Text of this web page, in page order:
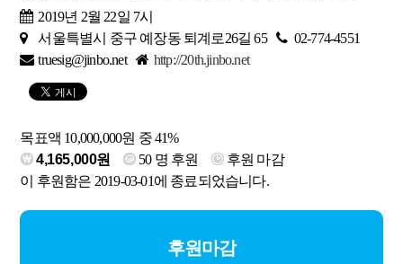
2019년 2월 22일 7시
서울특별시 중구 예장동 퇴계로26길 65
02-774-4551
truesig@jinbo.net
http://20th.jinbo.net
목표액 10,000,000원 중 41%
4,165,000원
50명 후원
후원 마감
이 후원함은 2019-03-01에 종료되었습니다.
후원마감